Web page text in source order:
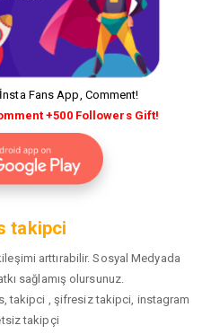
Fans App, Comment!
+500 Followers Gift!
takipci
arttırabilir. Sosyal Medyada
sağlamış olursunuz.
takipci , şifresiz takipci, instagram
takipçi